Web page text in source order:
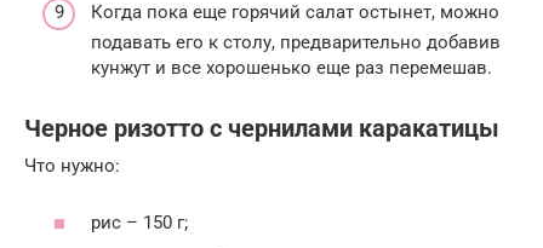
Когда пока еще горячий салат остынет, можно
подавать его к столу, предварительно добавив
кунжут и все хорошенько еще раз перемешав.
Черное ризотто с чернилами каракатицы
Что нужно:
рис – 150 г;